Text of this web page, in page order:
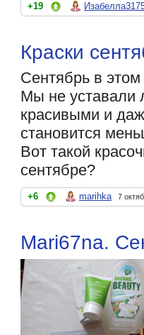
+19
Краски
Сентябрь в
Мы не уставали
красивыми и
становится
Вот такой
сентябре?
+6 marihka 7
Mari67na.